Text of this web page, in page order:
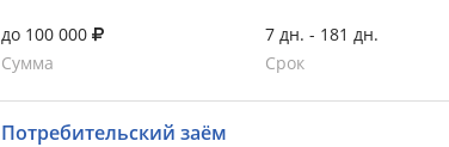
до 100 000
Сумма
7 дн. - 181 дн.
Срок
Потребительский заём